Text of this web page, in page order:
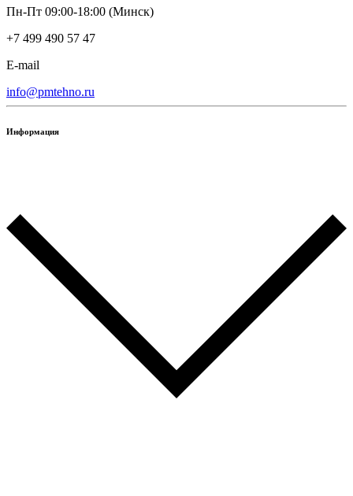
Пн-Пт 09:00-18:00 (Минск)
+7 499 490 57 47
E-mail
info@pmtehno.ru
Информация